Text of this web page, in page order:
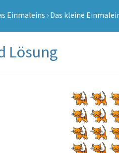
Einmaleins › Das kleine
Lösung